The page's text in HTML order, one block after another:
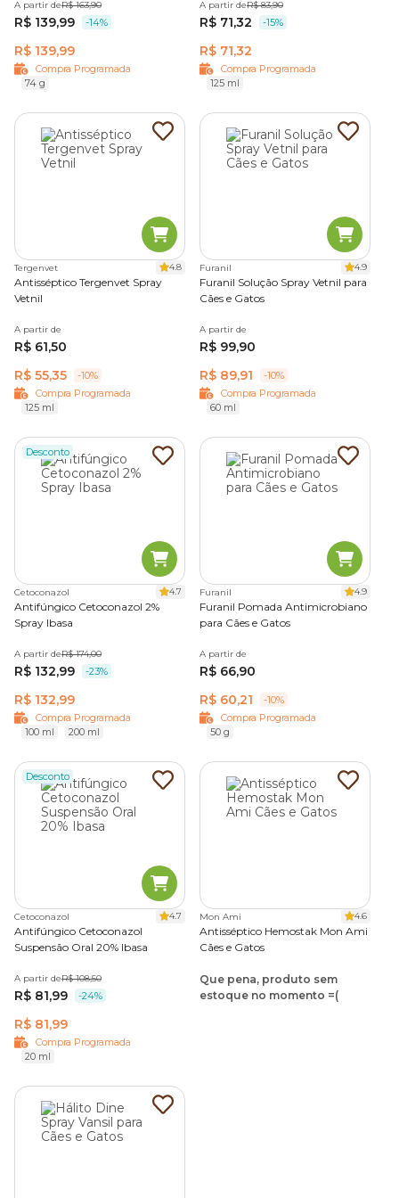
A partir deR$ 163,90
R$ 139,99 -14%
R$ 139,99
Compra Programada
74 g
A partir deR$ 83,90
R$ 71,32 -15%
R$ 71,32
Compra Programada
125 ml
Tergenvet 4.8
Antisséptico Tergenvet Spray
Vetnil
A partir de
R$ 61,50
R$ 55,35
-10%
Compra Programada
125 ml
Furanil 4.9
Furanil Solução Spray Vetnil para
Cães e Gatos
A partir de
R$ 99,90
R$ 89,91
-10%
Compra Programada
60 ml
Desconto
Cetoconazol 4.7
Antifúngico Cetoconazol 2%
Spray Ibasa
A partir deR$ 174,00
R$ 132,99 -23%
R$ 132,99
Compra Programada
100 ml
200 ml
Furanil 4.9
Furanil Pomada Antimicrobiano
para Cães e Gatos
A partir de
R$ 66,90
R$ 60,21
-10%
Compra Programada
50 g
Desconto
Cetoconazol 4.7
Antifúngico Cetoconazol
Suspensão Oral 20% Ibasa
A partir deR$ 108,50
R$ 81,99 -24%
R$ 81,99
Compra Programada
20 ml
Mon Ami 4.6
Antisséptico Hemostak Mon Ami
Cães e Gatos
Que pena, produto sem
estoque no momento =(